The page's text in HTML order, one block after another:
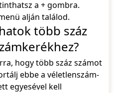
a + gombra.
alján találod.
több száz
hogy több száz számot
ebbe a véletlenszám-
egyesével kell